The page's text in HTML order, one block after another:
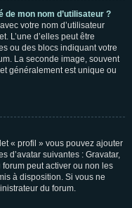
mon nom d’utilisateur ?
votre nom d’utilisateur
L’une d’elles peut être
ou des blocs indiquant votre
La seconde image, souvent
généralement est unique ou
« profil » vous pouvez ajouter
d’avatar suivantes : Gravatar,
peut activer ou non les
à disposition. Si vous ne
du forum.